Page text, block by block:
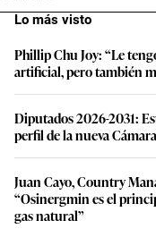
Lo más visto
Phillip Chu Joy: “Le
artificial, pero también
Diputados 2026-2031:
perfil de la nueva
Juan Cayo, Country
“Osinergmin es el
gas natural”